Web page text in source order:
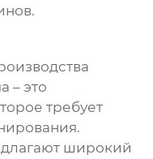
– это
требует
широкий